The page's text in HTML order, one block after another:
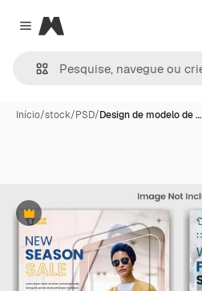
Close menu
Magnific
Início/stock/PSD/Design de modelo de …
Premium